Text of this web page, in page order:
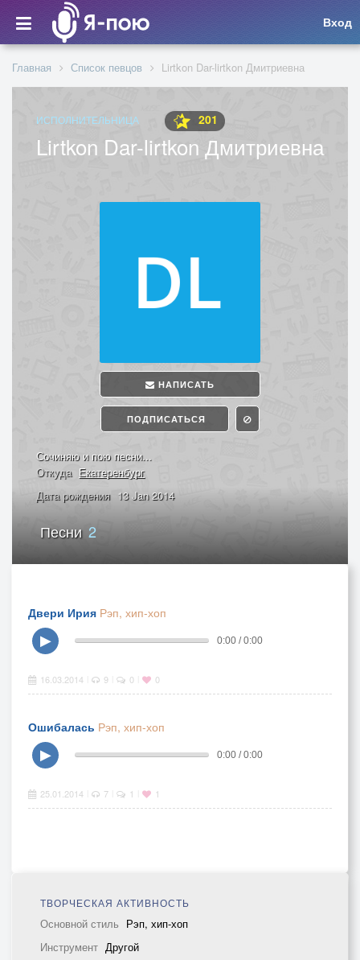
Вход
Главная Список певцов Lirtkon Dar-lirtkon Дмитриевна
ИСПОЛНИТЕЛЬНИЦА 201
Lirtkon Dar-lirtkon Дмитриевна
НАПИСАТЬ
ПОДПИСАТЬСЯ
Сочиняю и пою песни...
Откуда Екатеренбург
Дата рождения 13 Jan 2014
Песни 2
Двери Ирия Рэп, хип-хоп
▶
0:00 / 0:00
16.03.2014 9 0 0
Ошибалась Рэп, хип-хоп
▶
0:00 / 0:00
25.01.2014 7 1 1
ТВОРЧЕСКАЯ АКТИВНОСТЬ
Основной стиль Рэп, хип-хоп
Инструмент Другой